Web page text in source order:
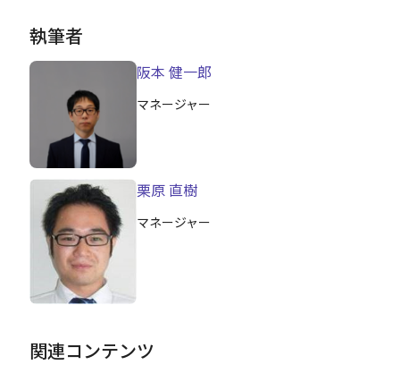
執筆者
阪本 健一郎
マネージャー
栗原 直樹
マネージャー
関連コンテンツ